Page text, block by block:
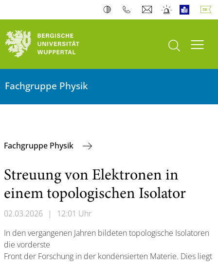
Suche öffnen
Fachgruppe Physik
Fachgruppe Physik
Streuung von Elektronen in
einem topologischen Isolator
02.03.2026 |
12:01 Uhr
In den vergangenen Jahren bildeten topologische Isolatoren
die vorderste
Front der Forschung in der kondensierten Materie. Dies liegt